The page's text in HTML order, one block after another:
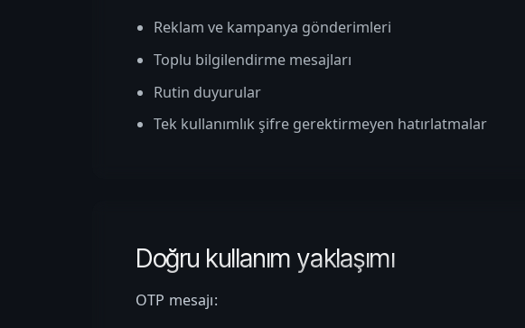
Reklam ve kampanya gönderimleri
Toplu bilgilendirme mesajları
Rutin duyurular
Tek kullanımlık şifre gerektirmeyen hatırlatmalar
Doğru kullanım yaklaşımı
OTP mesajı: